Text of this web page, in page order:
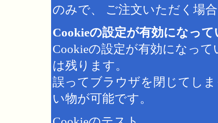
のみで、 ご注文いただく場
Cookieの設定が有効になっ
Cookieの設定が有効になっ
は残ります。
誤ってブラウザを閉じてし
い物が可能です。